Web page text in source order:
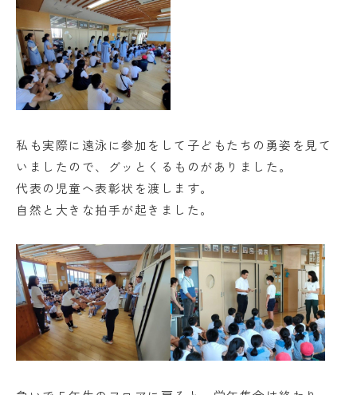
私も実際に遠泳に参加をして子どもたちの勇姿を見て
いましたので、グッとくるものがありました。
代表の児童へ表彰状を渡します。
自然と大きな拍手が起きました。